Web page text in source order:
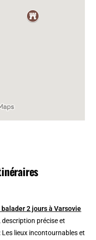
2 jours à Varsovie
description précise et
lieux incontournables et